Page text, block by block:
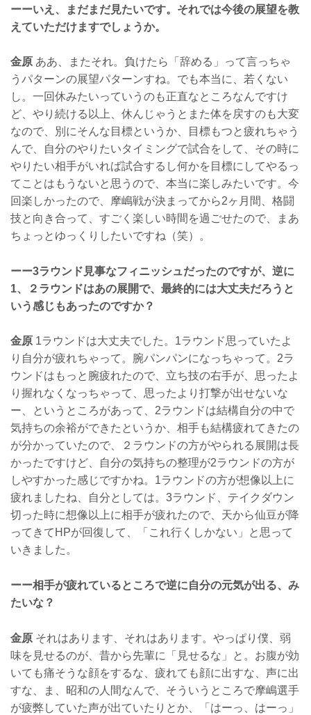
ーーいえ、まだまだ見たいです。それでは今後の展望を教
えていただけますでしょうか。
金原 ああ、またそれ。負けたら「辞める」って言っちゃ
うパターンの展望パターンすね。でも本当に、若くない
し。一回休みたいっていうのも正直なところなんですけ
ど、やり続ける以上、休んじゃうとまた体を戻すのも大変
なので、別にそんな目標というか、目標もつと疲れちゃう
んで、自分のやりたいタイミングで試合をして、その時に
やりたい相手がいれば試合するし何かを目標にしてやるっ
てことはもうないと思うので、本当に楽しみたいです。今
回楽しかったので、摩嶋戦が決まってから2ヶ月間、格闘
技と向き合って、すごく楽しい時間を過ごせたので、まあ
ちょっとゆっくりしたいですね（笑）。
ーー3ラウンド見事なフィニッシュだったのですが、逆に
1、２ラウンドはあの展開で、最終的には大丈夫だろうと
いう感じもあったのですか？
金原 1ラウンドは大丈夫でした。1ラウンド思っていたよ
り自分が疲れちゃって。腕パンパンになっちゃって。2ラ
ウンドはもっと腕疲れたので、立ち技の右手が、思ったよ
り握れなくなっちゃって、思ったより打撃が出せないな
ー、というところがあって、2ラウンドは結構自分の中で
気持ちの余裕ができたというか、相手も結構疲れてきたの
が分かっていたので、２ラウンドの方がやられる展開は長
かったですけど、自分の気持ちの整理が2ラウンドの方が
しやすかった感じですかね。1ラウンドの方が想像以上に
疲れましたね、自分としては。3ラウンド、テイクダウン
切った時に想像以上に相手が疲れたので、天から仙豆が降
ってきてHPが回復して、「これ行くしかない」と思って
いきました。
ーー相手が疲れているところで逆に自分の元気が出る、み
たいな？
金原 それはあります、それはあります。やっぱり僕、弱
味を見せるのが、昔から先輩に「見せるな」と。お腹が効
いても痛そうな顔をするな、疲れても顔に出すな、声に出
すな、ま、昭和の人間なんで、そういうところで摩嶋選手
が疲弊していた声が出ていたりとか、「はーっ、はーっ」